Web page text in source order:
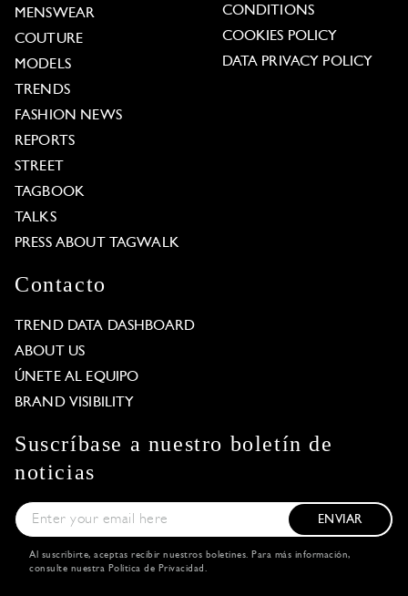
MENSWEAR
COUTURE
MODELS
TRENDS
FASHION NEWS
REPORTS
STREET
TAGBOOK
TALKS
PRESS ABOUT TAGWALK
CONDITIONS
COOKIES POLICY
DATA PRIVACY POLICY
Contacto
TREND DATA DASHBOARD
ABOUT US
ÚNETE AL EQUIPO
BRAND VISIBILITY
Suscríbase a nuestro boletín de
noticias
ENVIAR
Al suscribirte, aceptas recibir nuestros boletines. Para más información,
consulte nuestra Política de Privacidad .